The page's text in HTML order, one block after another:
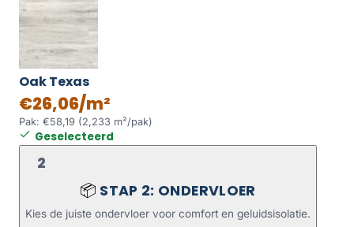
Oak Texas
€26,06/m²
Pak: €58,19 (2,233 m²/pak)
Geselecteerd
2
📦 STAP 2: ONDERVLOER
Kies de juiste ondervloer voor comfort en geluidsisolatie.